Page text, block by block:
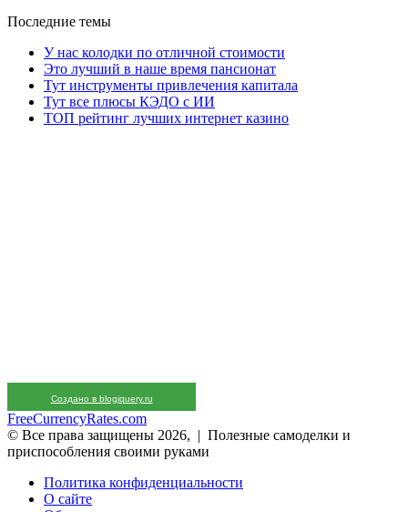
Последние темы
У нас колодки по отличной стоимости
Это лучший в наше время пансионат
Тут инструменты привлечения капитала
Тут все плюсы КЭДО с ИИ
ТОП рейтинг лучших интернет казино
Создано в blogjquery.ru
FreeCurrencyRates.com
© Все права защищены 2026, | Полезные самоделки и
приспособления своими руками
Политика конфиденциальности
О сайте